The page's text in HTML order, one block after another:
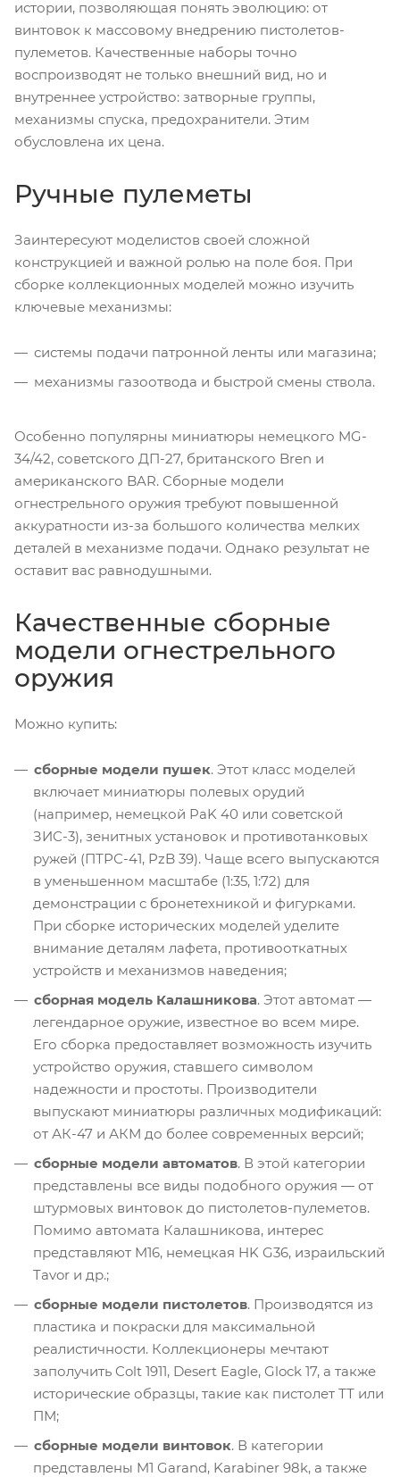
истории, позволяющая понять эволюцию: от
винтовок к массовому внедрению пистолетов-
пулеметов. Качественные наборы точно
воспроизводят не только внешний вид, но и
внутреннее устройство: затворные группы,
механизмы спуска, предохранители. Этим
обусловлена их цена.
Ручные пулеметы
Заинтересуют моделистов своей сложной
конструкцией и важной ролью на поле боя. При
сборке коллекционных моделей можно изучить
ключевые механизмы:
системы подачи патронной ленты или магазина;
механизмы газоотвода и быстрой смены ствола.
Особенно популярны миниатюры немецкого MG-
34/42, советского ДП-27, британского Bren и
американского BAR. Сборные модели
огнестрельного оружия требуют повышенной
аккуратности из-за большого количества мелких
деталей в механизме подачи. Однако результат не
оставит вас равнодушными.
Качественные сборные
модели огнестрельного
оружия
Можно купить:
сборные модели пушек. Этот класс моделей
включает миниатюры полевых орудий
(например, немецкой PaK 40 или советской
ЗИС-3), зенитных установок и противотанковых
ружей (ПТРС-41, PzB 39). Чаще всего выпускаются
в уменьшенном масштабе (1:35, 1:72) для
демонстрации с бронетехникой и фигурками.
При сборке исторических моделей уделите
внимание деталям лафета, противооткатных
устройств и механизмов наведения;
сборная модель Калашникова. Этот автомат —
легендарное оружие, известное во всем мире.
Его сборка предоставляет возможность изучить
устройство оружия, ставшего символом
надежности и простоты. Производители
выпускают миниатюры различных модификаций:
от АК-47 и АКМ до более современных версий;
сборные модели автоматов. В этой категории
представлены все виды подобного оружия — от
штурмовых винтовок до пистолетов-пулеметов.
Помимо автомата Калашникова, интерес
представляют M16, немецкая HK G36, израильский
Tavor и др.;
сборные модели пистолетов. Производятся из
пластика и покраски для максимальной
реалистичности. Коллекционеры мечтают
заполучить Colt 1911, Desert Eagle, Glock 17, а также
исторические образцы, такие как пистолет ТТ или
ПМ;
сборные модели винтовок. В категории
представлены M1 Garand, Karabiner 98k, а также